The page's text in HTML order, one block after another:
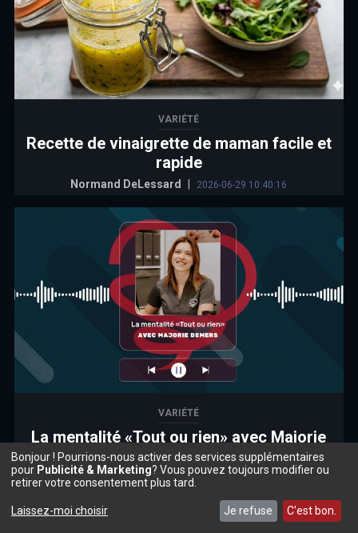
VARIÉTÉ
Recette de vinaigrette de maman facile et
rapide
Normand DeLessard 2026-06-29 10:40:16
VARIÉTÉ
La mentalité «Tout ou rien» avec Majorie
Demers
Autre | 2026-06-29 08:00:00
Bonjour ! Pourrions-nous activer des services supplémentaires
pour Publicité & Marketing? Vous pouvez toujours modifier ou
retirer votre consentement plus tard.
Laissez-moi choisir Je refuse C'est bon.